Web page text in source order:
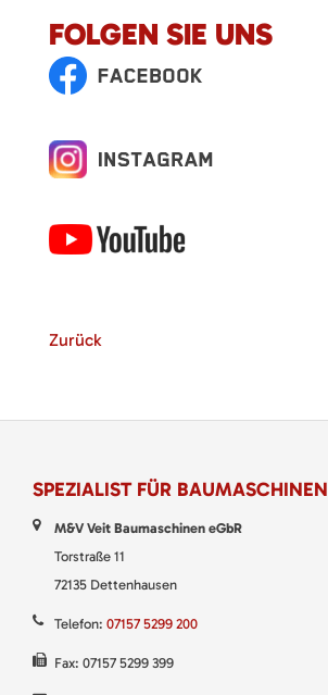
FOLGEN SIE UNS
Zurück
SPEZIALIST FÜR BAUMASCHINEN
M&V Veit Baumaschinen eGbR
Torstraße 11
72135 Dettenhausen
Telefon: 07157 5299 200
Fax: 07157 5299 399